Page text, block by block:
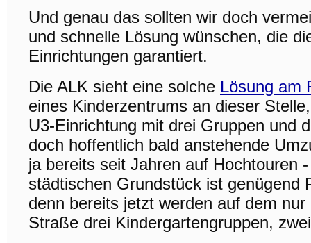
Und genau das sollten wir doch
und schnelle Lösung wünschen, die
Einrichtungen garantiert.
Die ALK sieht eine solche Lösung am
eines Kinderzentrums an dieser
U3-Einrichtung mit drei Gruppen und
doch hoffentlich bald anstehende
ja bereits seit Jahren auf Hochtouren
städtischen Grundstück ist genügend
denn bereits jetzt werden auf dem
Straße drei Kindergartengruppen,